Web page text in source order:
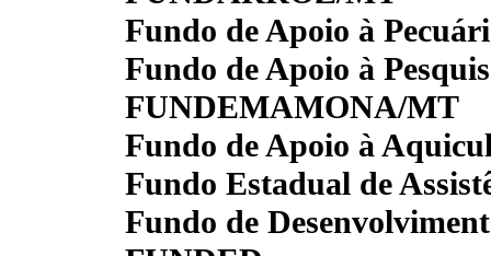
Fundo de Apoio à
Fundo de Apoio à
FUNDEMAMONA/MT
Fundo de Apoio à
Fundo Estadual de
Fundo de